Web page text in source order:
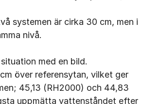
systemen är cirka 30 cm, men i
nivå.
med en bild.
över referensytan, vilket ger
45,13 (RH2000) och 44,83
uppmätta vattenståndet efter